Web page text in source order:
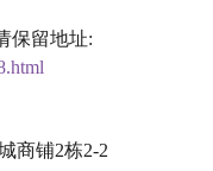
保留地址:
商铺2栋2-2